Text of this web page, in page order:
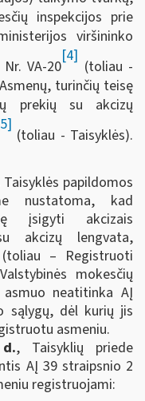
inspekcijos prie
viršininko
VA-20
[4]
(toliau -
turinčių teisę
prekių su akcizų
(toliau - Taisyklės).
Taisyklės papildomos
nustatoma, kad
įsigyti akcizais
akcizų lengvata,
– Registruoti
mokesčių
neatitinka AĮ
sąlygų, dėl kurių jis
asmeniu.
, Taisyklių priede
AĮ 39 straipsnio 2
registruojami: